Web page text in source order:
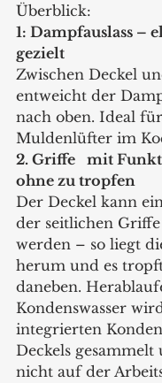
Überblick:
1: Dampfauslass –
gezielt
Zwischen Deckel
entweicht der
nach oben. Ideal für
Muldenlüfter im
2. Griffe	mit Funktion – und
ohne zu tropfen
Der Deckel kann
der seitlichen
werden – so liegt
herum und es
daneben.
Kondenswasser
integrierten
Deckels gesammelt
nicht auf der